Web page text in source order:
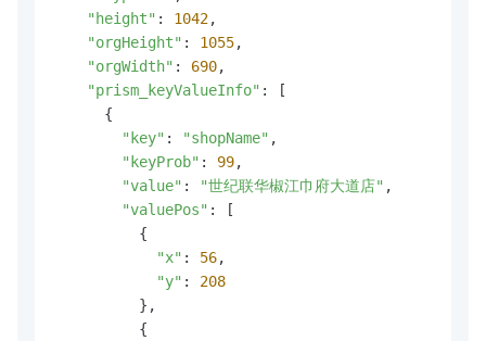
"height" : 1042,
"orgHeight" : 1055,
"orgWidth" : 690,
"prism_keyValueInfo" : [
      {
"key" : "shopName" ,
"keyProb" : 99,
"value" : "世纪联华椒江巾府大道店" ,
"valuePos" : [
          {
"x" : 56,
"y" : 208
          },
          {